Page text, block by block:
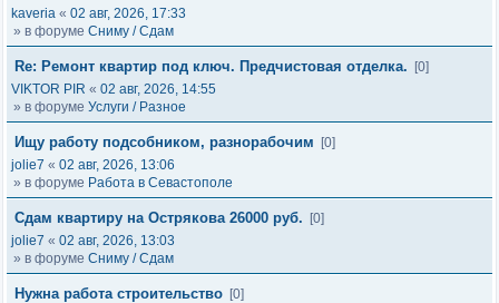
kaveria « 02 авг, 2026, 17:33
» в форуме Сниму / Сдам
Re: Ремонт квартир под ключ. Предчистовая отделка.
[0]
VIKTOR PIR « 02 авг, 2026, 14:55
» в форуме Услуги / Разное
Ищу работу подсобником, разнорабочим
[0]
jolie7 « 02 авг, 2026, 13:06
» в форуме Работа в Севастополе
Сдам квартиру на Острякова 26000 руб.
[0]
jolie7 « 02 авг, 2026, 13:03
» в форуме Сниму / Сдам
Нужна работа строительство [0]